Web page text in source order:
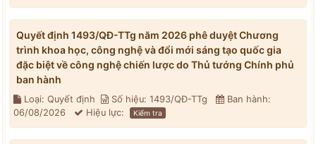
Quyết định 1493/QĐ-TTg năm 2026 phê duyệt Chương
trình khoa học, công nghệ và đổi mới sáng tạo quốc gia
đặc biệt về công nghệ chiến lược do Thủ tướng Chính phủ
ban hành
Loại: Quyết định Số hiệu: 1493/QĐ-TTg
Ban hành:
06/08/2026
Hiệu lực: Kiểm tra